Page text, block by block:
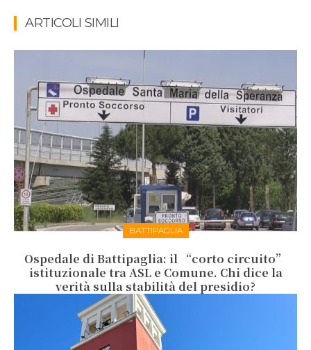
ARTICOLI SIMILI
BATTIPAGLIA
Ospedale di Battipaglia: il “corto circuito”
istituzionale tra ASL e Comune. Chi dice la
verità sulla stabilità del presidio?